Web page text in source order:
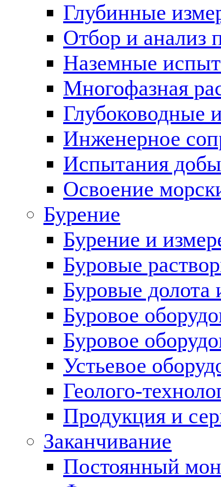
Глубинные
Отбор и анализ
Наземные
Многофазная
Глубоководные
Инженерное
Испытания
Освоение
Бурение
Бурение и
Буровые
Буровые долота
Буровое
Буровое
Устьевое
Геолого-
Продукция и
Заканчивание
Постоянный